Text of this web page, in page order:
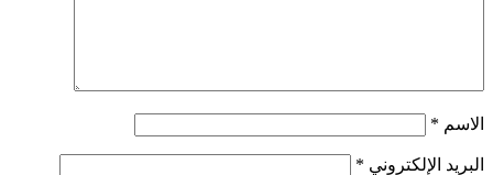
الاسم *
البريد الإلكتروني *